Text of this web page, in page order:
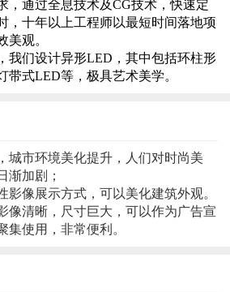
，通过全息技术及CG技术，快速定
，十年以上工程师以最短时间落地项
美观。
我们设计异形LED，其中包括环柱形
带式LED等，极具艺术美学。
城市环境美化提升，人们对时尚美
渐加剧；
影像展示方式，可以美化建筑外观。
像清晰，尺寸巨大，可以作为广告宣
集使用，非常便利。